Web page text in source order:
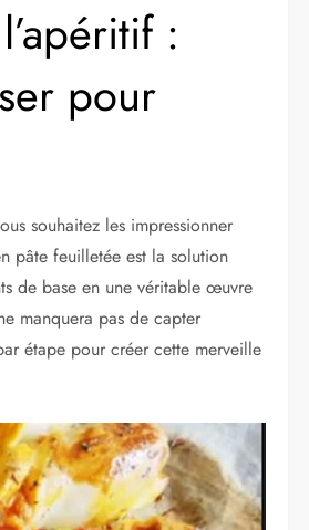
:
pour
souhaitez les impressionner
pâte feuilletée est la solution
de base en une véritable œuvre
manquera pas de capter
étape pour créer cette merveille